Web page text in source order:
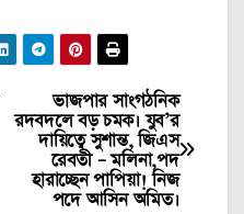
ভাজপার সাংগঠনিক
রদবদলে বড় চমক। যুব’র
দায়িত্বে সুশান্ত, জিএস
রেবতী – মলিনা,পদ
হারাচ্ছেন পাপিয়া! নিজ
পদে আসিন অমিত।